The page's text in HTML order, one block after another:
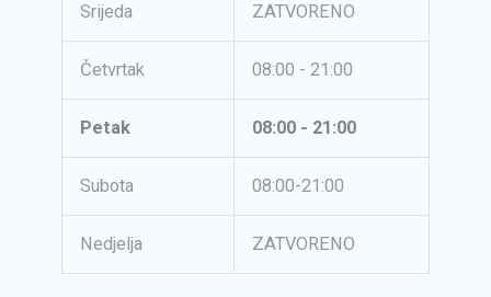
Srijeda ZATVORENO
Četvrtak 08:00 - 21:00
Petak 08:00 - 21:00
Subota 08:00-21:00
Nedjelja ZATVORENO